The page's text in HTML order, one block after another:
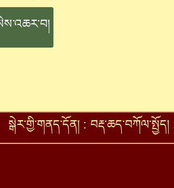
སྒེར་གྱི་གནད་དོན། : བརྡ་ཆད་བཀོལ་སྤྱོད།